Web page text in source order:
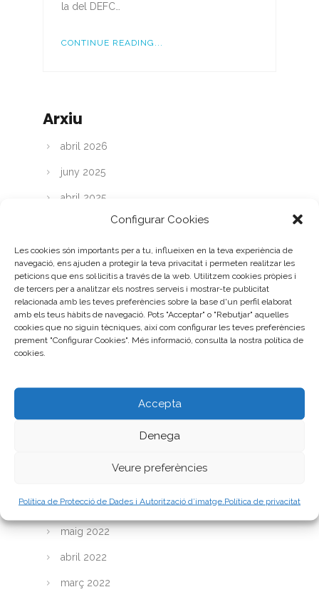
Configurar Cookies
Les cookies són importants per a tu, influeixen en la teva experiència de
navegació, ens ajuden a protegir la teva privacitat i permeten realitzar les
peticions que ens sol·licitis a través de la web. Utilitzem cookies pròpies i
de tercers per a analitzar els nostres serveis i mostrar-te publicitat
relacionada amb les teves preferències sobre la base d'un perfil elaborat
amb els teus hàbits de navegació. Pots "Acceptar" o "Rebutjar" aquelles
cookies que no siguin tècniques, així com configurar les teves preferències
prement "Configurar Cookies". Més informació, consulta la nostra política de
cookies.
Accepta
Denega
Veure preferències
Política de Protecció de Dades i Autorització d’imatge. Política de privacitat
la del DEFC…
CONTINUE READING...
Arxiu
abril 2026
juny 2025
abril 2025
abril 2024
març 2024
febrer 2024
gener 2024
juliol 2022
maig 2022
abril 2022
març 2022